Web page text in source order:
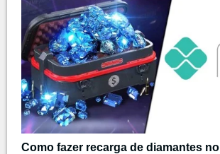
Como fazer recarga de diamantes